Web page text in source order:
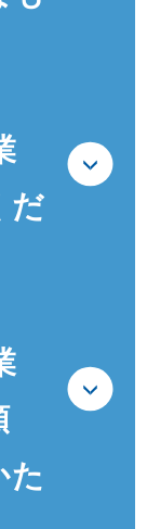
だ
た